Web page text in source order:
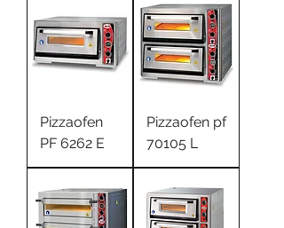
Pizzaofen
PF 6262 E
Pizzaofen pf
70105 L